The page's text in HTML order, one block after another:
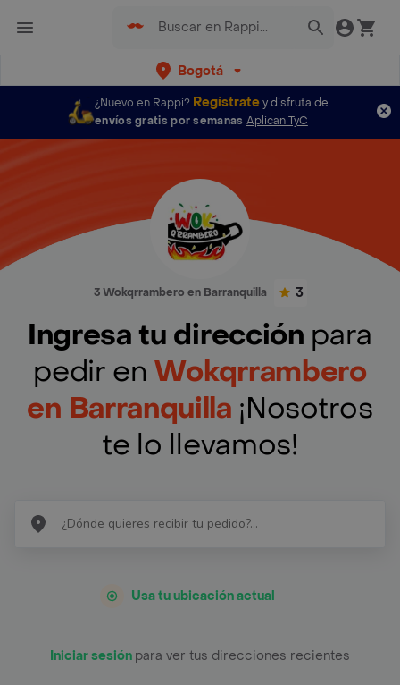
Bogotá
¿Nuevo en Rappi? Regístratey disfruta de
envíos gratis por semanas Aplican TyC
3 Wokqrrambero en Barranquilla 3
Ingresa tu dirección para
pedir en Wokqrrambero
en Barranquilla ¡Nosotros
te lo llevamos!
Usa tu ubicación actual
Iniciar sesión para ver tus direcciones recientes